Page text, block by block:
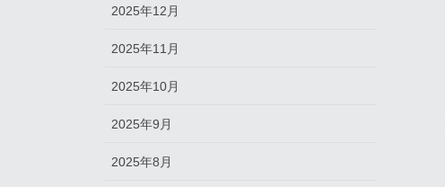
2025年12月
2025年11月
2025年10月
2025年9月
2025年8月